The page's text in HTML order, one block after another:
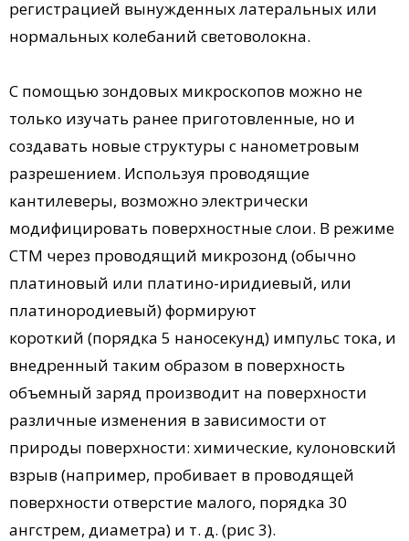
регистрацией вынужденных латеральных или
нормальных колебаний световолокна.
С помощью зондовых микроскопов можно не
только изучать ранее приготовленные, но и
создавать новые структуры с нанометровым
разрешением. Используя проводящие
кантилеверы, возможно электрически
модифицировать поверхностные слои. В режиме
СТМ через проводящий микрозонд (обычно
платиновый или платино-иридиевый, или
платинородиевый) формируют
короткий (порядка 5 наносекунд) импульс тока, и
внедренный таким образом в поверхность
объемный заряд производит на поверхности
различные изменения в зависимости от
природы поверхности: химические, кулоновский
взрыв (например, пробивает в проводящей
поверхности отверстие малого, порядка 30
ангстрем, диаметра) и т. д. (рис 3).